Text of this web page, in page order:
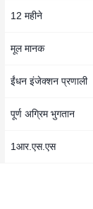
12 महीने
मूल मानक
ईंधन इंजेक्शन प्रणाली
पूर्ण अग्रिम भुगतान
1आर.एस.एस